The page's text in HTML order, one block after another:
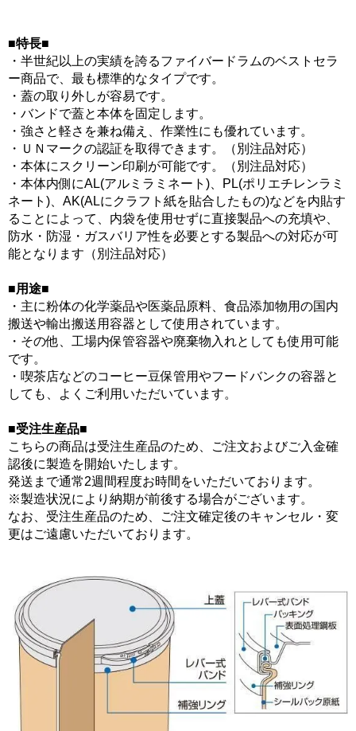
■特長■
・半世紀以上の実績を誇るファイバードラムのベストセラ
ー商品で、最も標準的なタイプです。
・蓋の取り外しが容易です。
・バンドで蓋と本体を固定します。
・強さと軽さを兼ね備え、作業性にも優れています。
・ＵＮマークの認証を取得できます。（別注品対応）
・本体にスクリーン印刷が可能です。（別注品対応）
・本体内側にAL(アルミラミネート)、PL(ポリエチレンラミ
ネート)、AK(ALにクラフト紙を貼合したもの)などを内貼す
ることによって、内袋を使用せずに直接製品への充填や、
防水・防湿・ガスバリア性を必要とする製品への対応が可
能となります（別注品対応）
■用途■
・主に粉体の化学薬品や医薬品原料、食品添加物用の国内
搬送や輸出搬送用容器として使用されています。
・その他、工場内保管容器や廃棄物入れとしても使用可能
です。
・喫茶店などのコーヒー豆保管用やフードバンクの容器と
しても、よくご利用いただいています。
■受注生産品■
こちらの商品は受注生産品のため、ご注文およびご入金確
認後に製造を開始いたします。
発送まで通常2週間程度お時間をいただいております。
※製造状況により納期が前後する場合がございます。
なお、受注生産品のため、ご注文確定後のキャンセル・変
更はご遠慮いただいております。